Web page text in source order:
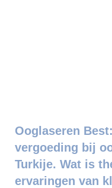
Ooglaseren
vergoeding bij
Turkije. Wat is
ervaringen van